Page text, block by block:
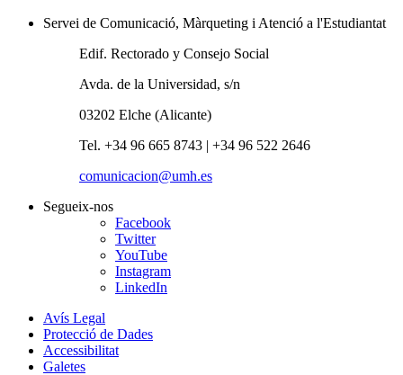
Servei de Comunicació, Màrqueting i Atenció a l'Estudiantat
Edif. Rectorado y Consejo Social
Avda. de la Universidad, s/n
03202 Elche (Alicante)
Tel. +34 96 665 8743 | +34 96 522 2646
comunicacion@umh.es
Segueix-nos
Facebook
Twitter
YouTube
Instagram
LinkedIn
Avís Legal
Protecció de Dades
Accessibilitat
Galetes